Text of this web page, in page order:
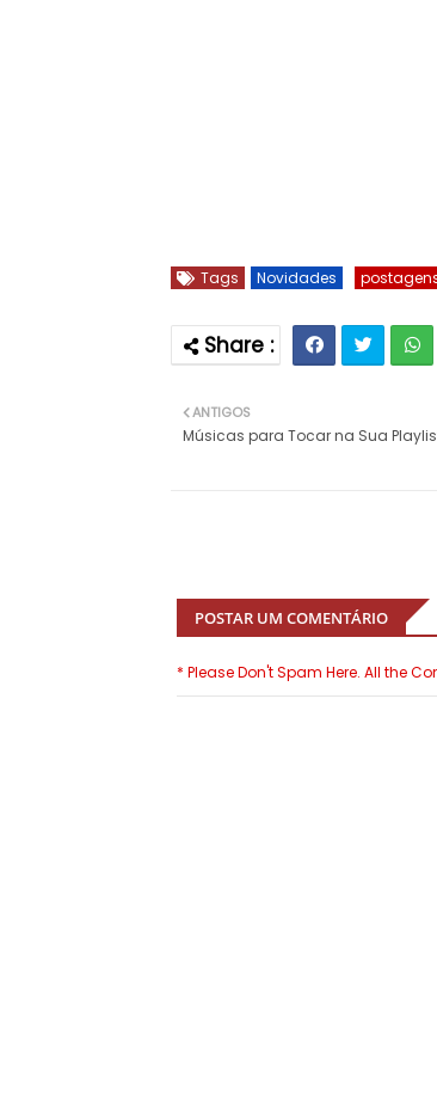
Tags Novidades
ANTIGOS
Músicas para Tocar na Sua
POSTAR UM COMENTÁRIO
* Please Don't Spam Here. All the